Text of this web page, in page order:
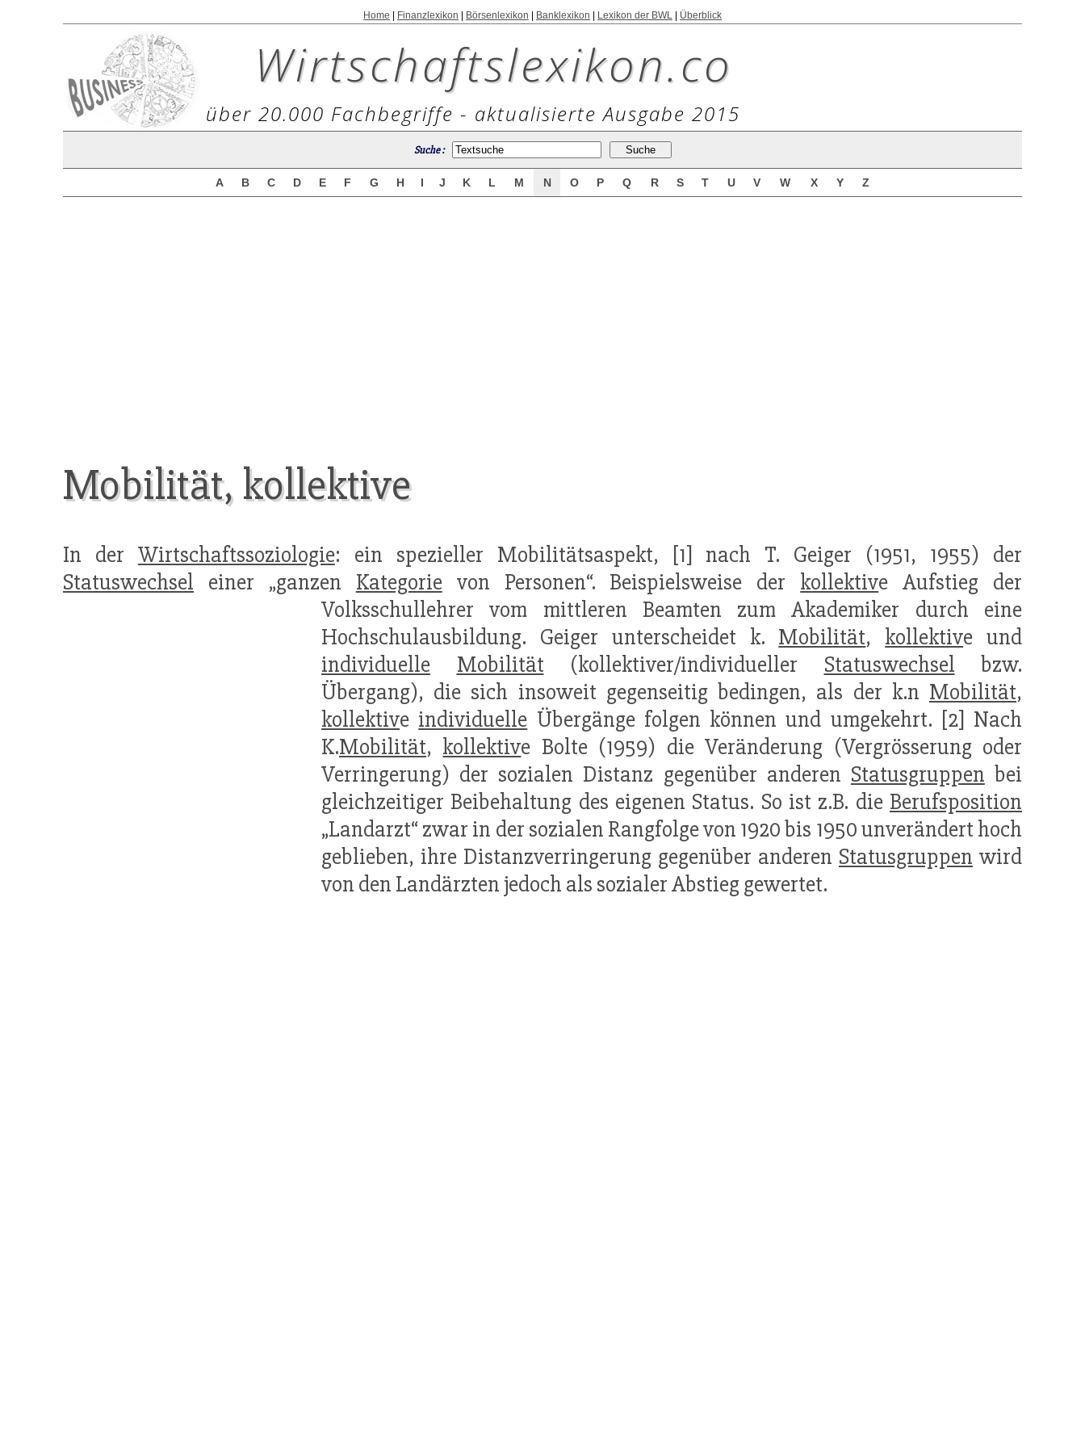
Home Finanzlexikon Börsenlexikon Banklexikon Lexikon der BWL Überblick
Wirtschaftslexikon.co
über 20.000 Fachbegriffe - aktualisierte Ausgabe 2015
Suche :
A B C D E F G H I J K L M N O P Q R S T U V W X Y Z
Mobilität, kollektive
In der Wirtschaftssoziologie: ein spezieller Mobilitätsaspekt, [1] nach T. Geiger (1951, 1955) der
Statuswechsel einer „ganzen Kategorievon Personen“. Beispielsweise der kollektive Aufstieg der
Volksschullehrer vom mittleren Beamten zum Akademiker durch eine
Hochschulausbildung. Geiger unterscheidet k. Mobilität, kollektive und
individuelle
Mobilität (kollektiver/individueller Statuswechsel bzw.
Übergang), die sich insoweit gegenseitig bedingen, als der k.n Mobilität,
kollektive individuelle Übergänge folgen können und umgekehrt. [2] Nach
K.Mobilität, kollektive Bolte (1959) die Veränderung (Vergrösserung oder
Verringerung) der sozialen Distanz gegenüber anderen Statusgruppen bei
gleichzeitiger Beibehaltung des eigenen Status. So ist z.B. die Berufsposition
„Landarzt“ zwar in der sozialen Rangfolge von 1920 bis 1950 unverändert hoch
geblieben, ihre Distanzverringerung gegenüber anderen Statusgruppen wird
von den Landärzten jedoch als sozialer Abstieg gewertet.